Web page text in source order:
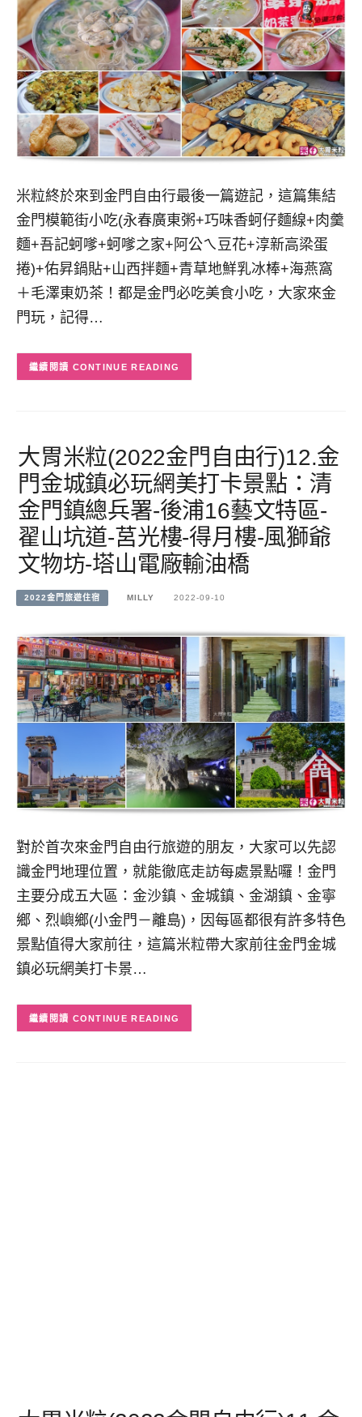
米粒終於來到金門自由行最後一篇遊記，這篇集結
金門模範街小吃(永春廣東粥+巧味香蚵仔麵線+肉羹
麵+吾記蚵嗲+蚵嗲之家+阿公ㄟ豆花+淳新高梁蛋
捲)+佑昇鍋貼+山西拌麵+青草地鮮乳冰棒+海燕窩
＋毛澤東奶茶！都是金門必吃美食小吃，大家來金
門玩，記得…
CONTINUE READING
大胃米粒(2022金門自由行)12.金
門金城鎮必玩網美打卡景點：清
金門鎮總兵署-後浦16藝文特區-
翟山坑道-莒光樓-得月樓-風獅爺
文物坊-塔山電廠輸油橋
2022金門旅遊住宿 MILLY 2022-09-10
對於首次來金門自由行旅遊的朋友，大家可以先認
識金門地理位置，就能徹底走訪每處景點囉！金門
主要分成五大區：金沙鎮、金城鎮、金湖鎮、金寧
鄉、烈嶼鄉(小金門－離島)，因每區都很有許多特色
景點值得大家前往，這篇米粒帶大家前往金門金城
鎮必玩網美打卡景…
CONTINUE READING